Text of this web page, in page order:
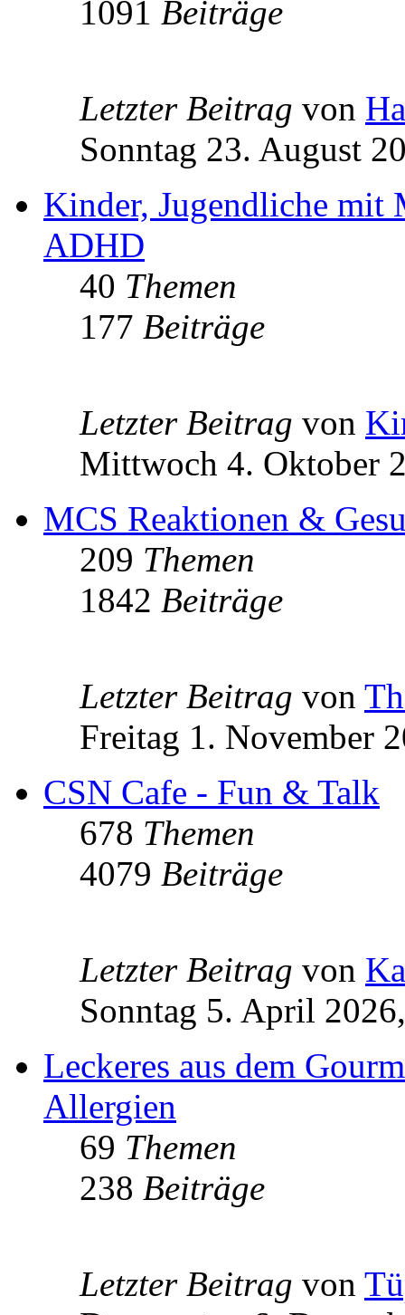
1091 Beiträge
Letzter Beitrag von
Sonntag 23. August
Kinder, Jugendliche mit
ADHD
40 Themen
177 Beiträge
Letzter Beitrag von
Mittwoch 4. Oktober
MCS Reaktionen &
209 Themen
1842 Beiträge
Letzter Beitrag von
Freitag 1. November
CSN Cafe - Fun & Talk
678 Themen
4079 Beiträge
Letzter Beitrag von
Sonntag 5. April
Leckeres aus dem
Allergien
69 Themen
238 Beiträge
Letzter Beitrag von